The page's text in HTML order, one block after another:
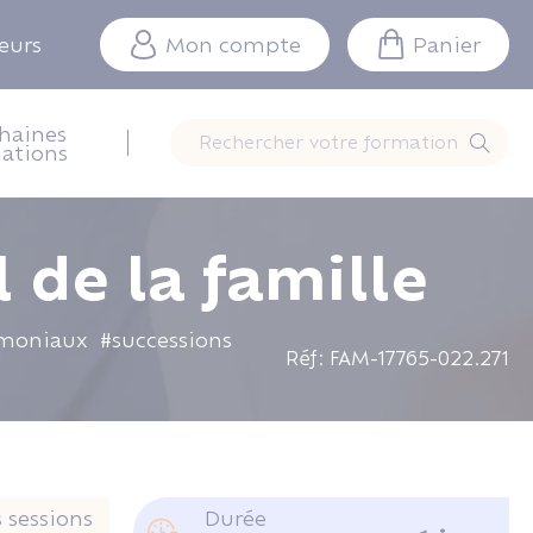
Mon compte Panier
Rechercher votre formation
de la famille
#successions
Réf: FAM-17765-022.271
Durée